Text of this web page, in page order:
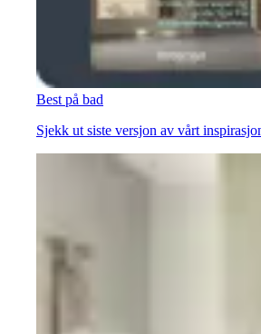
Best på bad
Sjekk ut siste versjon av vårt